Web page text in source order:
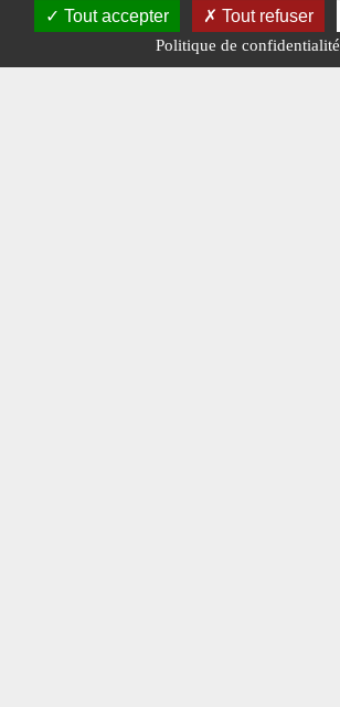
Tout accepter Tout refuser
Politique de confidentialité